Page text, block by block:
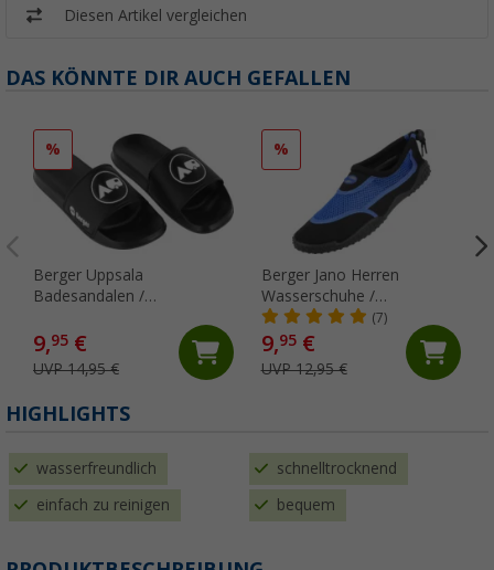
Diesen Artikel vergleichen
DAS KÖNNTE DIR AUCH GEFALLEN
%
Berger Uppsala
Badesandalen /
9,95 €
UVP 14,95 €
%
Berger Jano Herren
Wasserschuhe /
Neoprenschuhe(7)
9,95€
UVP 12,95 €
HIGHLIGHTS
wasserfreundlich schnelltrocknend
einfach zu reinigen bequem